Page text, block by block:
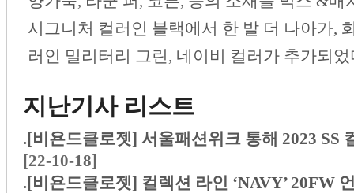
시그니처 컬러인 블랙에서 한 발 더 나아가,
러인 밀리터리 그린, 네이비 컬러가 추가되었
지난기사 리스트
.[비욘드클로젯] 서울패션위크 통해 2023 SS
[22-10-18]
.[비욘드클로젯] 컬렉션 라인 ‘NAVY’ 20FW